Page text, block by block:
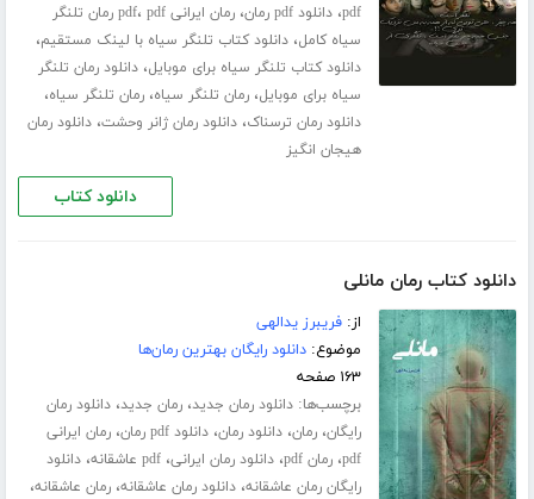
pdf،دانلود pdf رمان ،رمان ایرانی pdf ،
pdf رمان تلنگر
سیاه کامل،دانلود کتاب تلنگر سیاه با لینک مستقیم،
دانلود کتاب تلنگر سیاه برای موبایل،دانلود رمان تلنگر
سیاه برای موبایل،رمان تلنگر سیاه،رمان تلنگر سیاه،
دانلود رمان ترسناک،دانلود رمان ژانر وحشت،دانلود رمان
هیجان انگیز
دانلود کتاب
دانلود کتاب رمان مانلی
از:فریبرز یدالهی
موضوع:دانلود رایگان بهترین رمان‌ها
۱۶۳ صفحه
برچسب‌ها:دانلود رمان جدید،رمان جدید،دانلود رمان
رایگان،رمان،دانلود رمان،دانلود pdf رمان ،رمان ایرانی
pdf،رمان pdf ،دانلود رمان ایرانی،pdf عاشقانه ،دانلود
رایگان رمان عاشقانه،دانلود رمان عاشقانه،رمان عاشقانه،